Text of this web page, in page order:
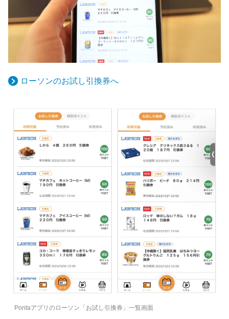
ローソンのお試し引換券へ
Pontaアプリのローソン「お試し引換券」一覧画面